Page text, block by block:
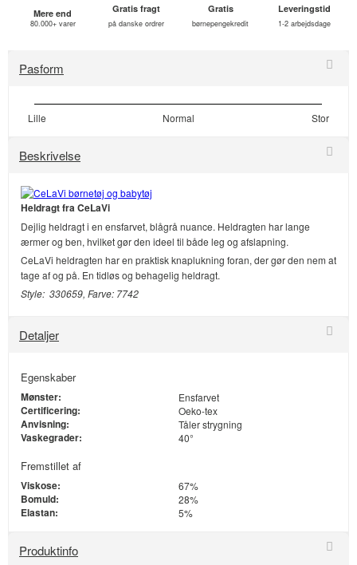
Mere end
80.000+ varer
Gratis fragt
på danske ordrer
Gratis
børnepengekredit
Leveringstid
1-2 arbejdsdage
Pasform
Lille Normal Stor
Beskrivelse
Heldragt fra CeLaVi
Dejlig heldragt i en ensfarvet, blågrå nuance. Heldragten har lange
ærmer og ben, hvilket gør den ideel til både leg og afslapning.
CeLaVi heldragten har en praktisk knaplukning foran, der gør den nem at
tage af og på. En tidløs og behagelig heldragt.
Style: 330659, Farve: 7742
Detaljer
Egenskaber
Mønster: Ensfarvet
Certificering: Oeko-tex
Anvisning: Tåler strygning
Vaskegrader: 40°
Fremstillet af
Viskose: 67%
Bomuld: 28%
Elastan: 5%
Produktinfo